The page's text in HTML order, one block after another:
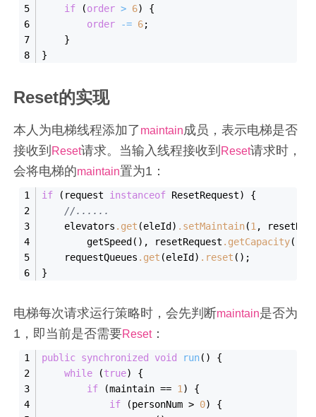
if (order > 6) {
order
-= 6;
    }
}
Reset的实现
本人为电梯线程添加了maintain成员，表示电梯是否
接收到 Reset请求。当输入线程接收到 Reset请求时，
会将电梯的maintain置为1：
if (request instanceof ResetRequest) {
//......
    elevators
.get (eleId) .setMaintain(1,
        getSpeed(), resetRequest
.getCapacity());
    requestQueues
.get (eleId) .reset ();
}
电梯每次请求运行策略时，会先判断maintain是否为
1，即当前是否需要Reset：
public synchronized void run()
{
while (true) {
if (maintain == 1) {
if (personNum > 0) {